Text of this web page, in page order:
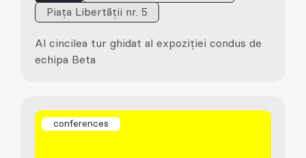
Piața Libertății nr. 5
Al cincilea tur ghidat al expoziției condus de
echipa Beta
conferences